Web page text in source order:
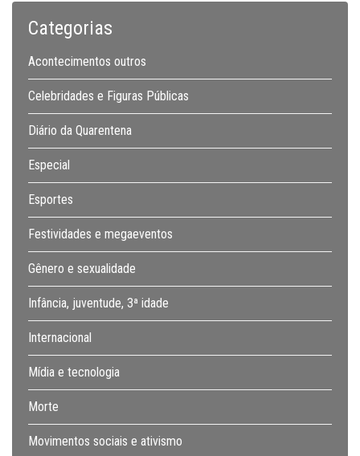
Categorias
Acontecimentos outros
Celebridades e Figuras Públicas
Diário da Quarentena
Especial
Esportes
Festividades e megaeventos
Gênero e sexualidade
Infância, juventude, 3ª idade
Internacional
Mídia e tecnologia
Morte
Movimentos sociais e ativismo